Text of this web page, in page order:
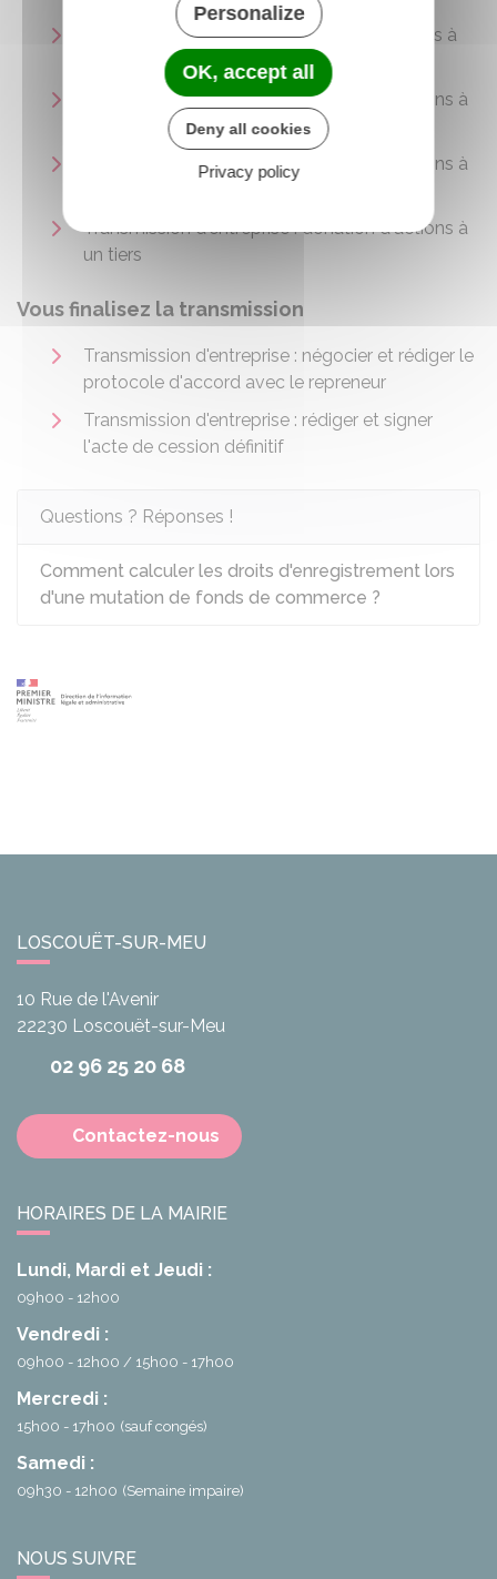
Transmission d'entreprise : cession d'actions à
Transmission d'entreprise : donation d'actions à
un membre de la famille
Transmission d'entreprise : donation d'actions à
Transmission d'entreprise : donation d'actions à
un tiers
Vous finalisez la transmission
Transmission d'entreprise : négocier et rédiger le
protocole d'accord avec le repreneur
Transmission d'entreprise : rédiger et signer
l'acte de cession définitif
Questions ? Réponses !
Comment calculer les droits d'enregistrement lors
d'une mutation de fonds de commerce ?
LOSCOUËT-SUR-MEU
10 Rue de l'Avenir
22230 Loscouët-sur-Meu
02 96 25 20 68
Contactez-nous
HORAIRES DE LA MAIRIE
Lundi, Mardi et Jeudi :
09h00 - 12h00
Vendredi :
09h00 - 12h00 15h00 - 17h00
Mercredi :
15h00 - 17h00 (sauf congés)
Samedi :
09h30 - 12h00 (Semaine impaire)
NOUS SUIVRE
Personalize
OK, accept all
Deny all cookies
Privacy policy